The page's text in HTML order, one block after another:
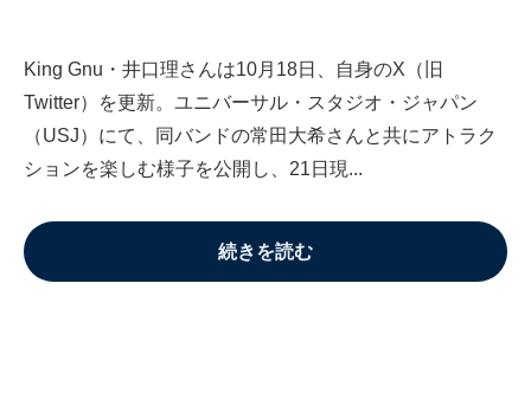
King Gnu・井口理さんは10月18日、自身のX（旧
Twitter）を更新。ユニバーサル・スタジオ・ジャパン
（USJ）にて、同バンドの常田大希さんと共にアトラク
ションを楽しむ様子を公開し、21日現...
続きを読む